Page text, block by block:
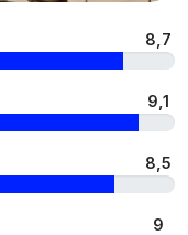
8,7
9,1
8,5
9